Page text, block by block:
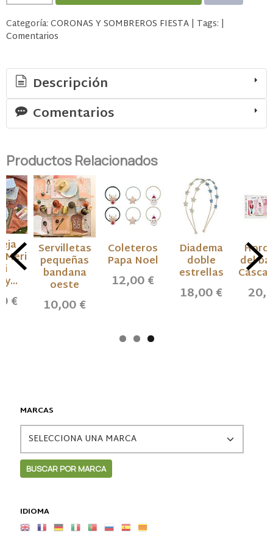
MARCAS
IDIOMA
Categoría: CORONAS Y SOMBREROS FIESTA | Tags: |
Comentarios
Descripción
Comentarios
Productos Relacionados
Meri
€
Servilletas
pequeñas
bandana
oeste
10,00 €
Coleteros
Papa Noel
12,00 €
Diadema
doble
estrellas
18,00 €
del